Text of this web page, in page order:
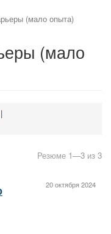
(мало опыта)
(мало
|
Резюме 1—3 из 3
20 октября 2024